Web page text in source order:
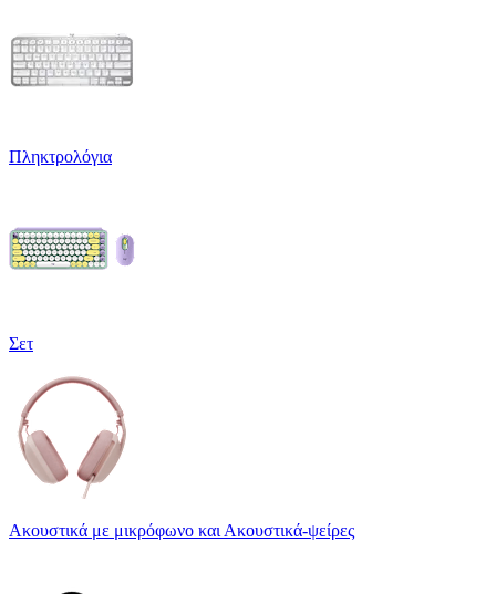
Πληκτρολόγια
Σετ
Ακουστικά με μικρόφωνο και Ακουστικά-ψείρες